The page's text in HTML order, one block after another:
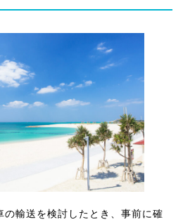
輸送を検討したとき、 事前に確